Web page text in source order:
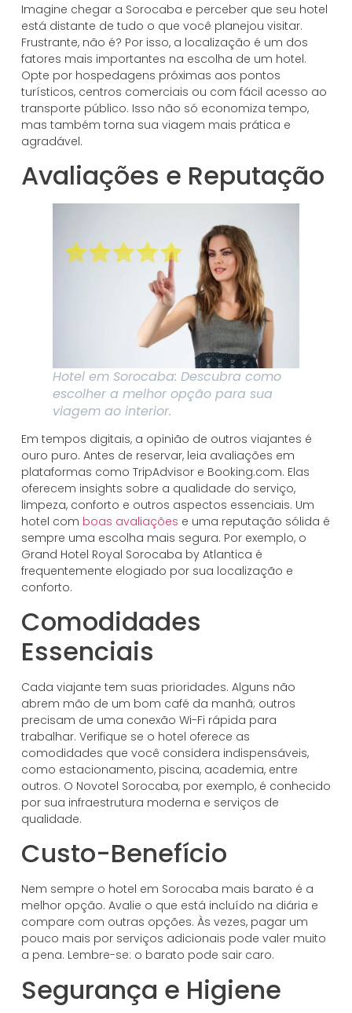
Imagine chegar a Sorocaba e perceber que seu hotel
está distante de tudo o que você planejou visitar.
Frustrante, não é? Por isso, a localização é um dos
fatores mais importantes na escolha de um hotel.
Opte por hospedagens próximas aos pontos
turísticos, centros comerciais ou com fácil acesso ao
transporte público. Isso não só economiza tempo,
mas também torna sua viagem mais prática e
agradável.
Avaliações e Reputação
Hotel em Sorocaba: Descubra como
escolher a melhor opção para sua
viagem ao interior.
Em tempos digitais, a opinião de outros viajantes é
ouro puro. Antes de reservar, leia avaliações em
plataformas como TripAdvisor e Booking.com. Elas
oferecem insights sobre a qualidade do serviço,
limpeza, conforto e outros aspectos essenciais. Um
hotel com boas avaliações e uma reputação sólida é
sempre uma escolha mais segura. Por exemplo, o
Grand Hotel Royal Sorocaba by Atlantica é
frequentemente elogiado por sua localização e
conforto.
Comodidades
Essenciais
Cada viajante tem suas prioridades. Alguns não
abrem mão de um bom café da manhã; outros
precisam de uma conexão Wi-Fi rápida para
trabalhar. Verifique se o hotel oferece as
comodidades que você considera indispensáveis,
como estacionamento, piscina, academia, entre
outros. O Novotel Sorocaba, por exemplo, é conhecido
por sua infraestrutura moderna e serviços de
qualidade.
Custo-Benefício
Nem sempre o hotel em Sorocaba mais barato é a
melhor opção. Avalie o que está incluído na diária e
compare com outras opções. Às vezes, pagar um
pouco mais por serviços adicionais pode valer muito
a pena. Lembre-se: o barato pode sair caro.
Segurança e Higiene